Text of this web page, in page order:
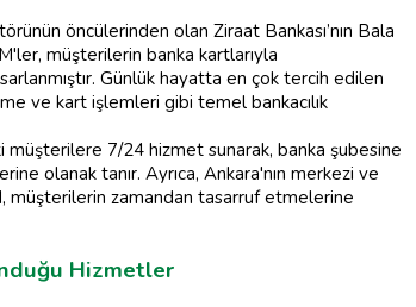
öncülerinden olan Ziraat Bankası’nın Bala
müşterilerin banka kartlarıyla
Günlük hayatta en çok tercih edilen
ve kart işlemleri gibi temel bankacılık
7/24 hizmet sunarak, banka şubesine
olanak tanır. Ayrıca, Ankara'nın merkezi ve
müşterilerin zamandan tasarruf etmelerine
Hizmetler